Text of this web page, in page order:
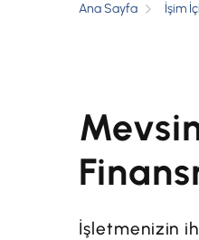
Ana Sayfa İşim
İşletmenizin